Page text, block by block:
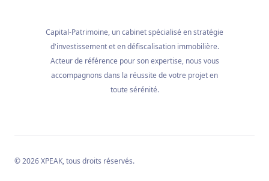
Capital-Patrimoine, un cabinet spécialisé en stratégie
d'investissement et en défiscalisation immobilière.
Acteur de référence pour son expertise, nous vous
accompagnons dans la réussite de votre projet en
toute sérénité.
© 2026XPEAK, tous droits réservés.